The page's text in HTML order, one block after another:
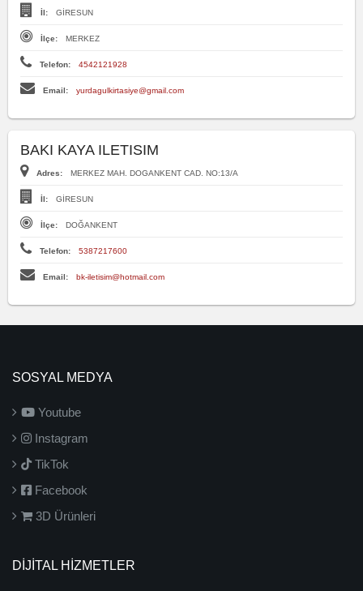
İl: GİRESUN
İlçe: MERKEZ
Telefon: 4542121928
Email: yurdagulkirtasiye@gmail.com
BAKI KAYA ILETISIM
Adres: MERKEZ MAH. DOGANKENT CAD. NO:13/A
İl: GİRESUN
İlçe: DOĞANKENT
Telefon: 5387217600
Email: bk-iletisim@hotmail.com
SOSYAL MEDYA
Youtube
Instagram
TikTok
Facebook
3D Ürünleri
DİJİTAL HİZMETLER